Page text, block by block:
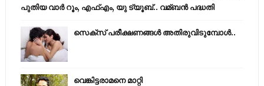
പുതിയ വാര്‍ റൂം, എഫ്‌എം, യു ട്യൂബ്.. വമ്ബന്‍ പദ്ധതി
സെക്സ് പരീക്ഷണങ്ങൾ അതിരുവിടുമ്പോൾ..
വെങ്കിട്ടരാമനെ മാറ്റി